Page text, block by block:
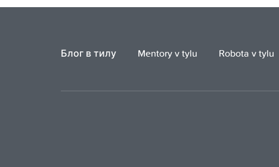
Блог в тилу Mentory v tylu Robota v tylu